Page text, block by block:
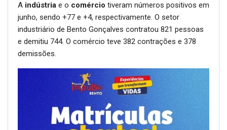
A indústria e o comércio tiveram números positivos em
junho, sendo +77 e +4, respectivamente. O setor
industriário de Bento Gonçalves contratou 821 pessoas
e demitiu 744. O comércio teve 382 contrações e 378
demissões.